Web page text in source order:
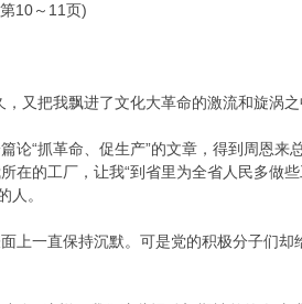
10～11页)
又把我飘进了文化大革命的激流和旋涡
“抓革命、促生产”的文章，得到周恩来
的工厂，让我“到省里为全省人民多做
人。
一直保持沉默。可是党的积极分子们却